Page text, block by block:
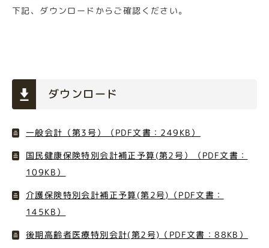
下記、ダウンロードからご確認ください。
ダウンロード
一般会計（第3号）（PDF文書：249KB）
国民健康保険特別会計補正予算(第2号）（PDF文書：
109KB）
介護保険特別会計補正予算(第2号)（PDF文書：
145KB）
後期高齢者医療特別会計(第2号)（PDF文書：88KB）